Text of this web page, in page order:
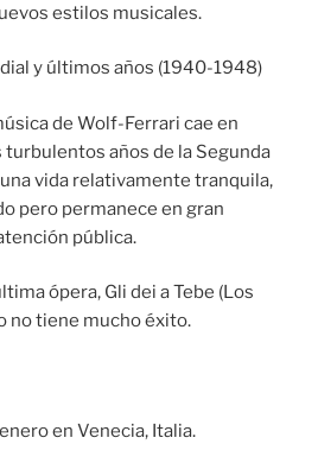
estilos musicales.
y últimos años (1940-1948)
de Wolf-Ferrari cae en
años de la Segunda
vida relativamente tranquila,
pero permanece en gran
pública.
ópera, Gli dei a Tebe (Los
no tiene mucho éxito.
en Venecia, Italia.